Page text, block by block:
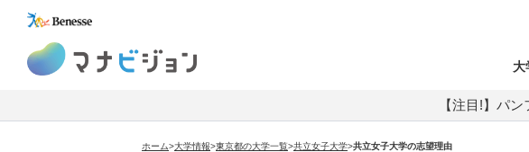
大
【注目!】パ
ホーム>大学情報>東京都の大学一覧>共立女子大学>共立女子大学の志望理由